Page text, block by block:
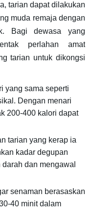
tarian dapat dilakukan
muda remaja dengan
Bagi dewasa yang
perlahan amat
tarian untuk dikongsi
yang sama seperti
Dengan menari
200-400 kalori dapat
tarian yang kerap ia
kadar degupan
dan mengawal
senaman berasaskan
40 minit dalam